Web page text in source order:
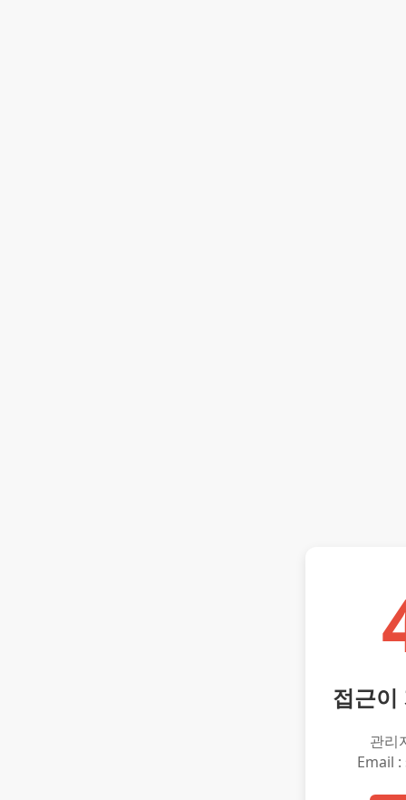
접근이
관리
Email